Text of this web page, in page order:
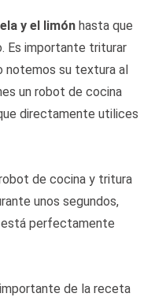
y el limón hasta que
Es importante triturar
notemos su textura al
un robot de cocina
directamente utilices
de cocina y tritura
unos segundos,
perfectamente
de la receta